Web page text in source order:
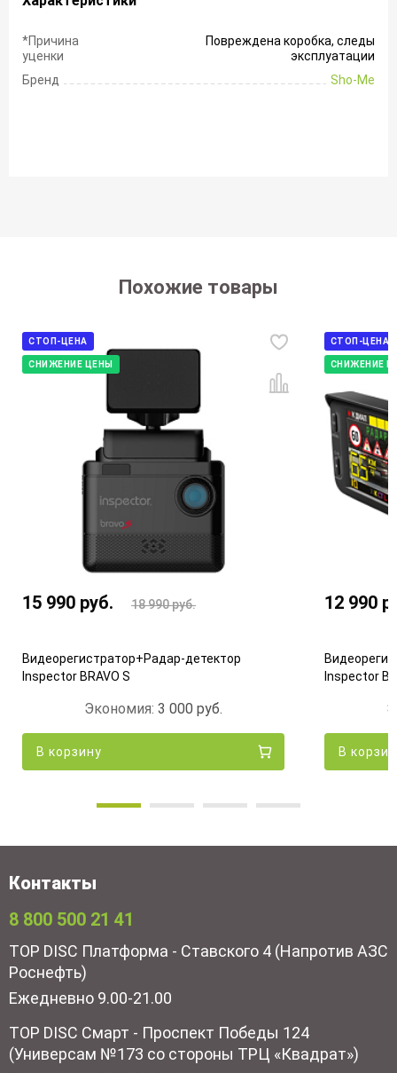
*Причина
уценки
Повреждена коробка, следы
эксплуатации
Бренд
Sho-Me
Похожие товары
СТОП-ЦЕНА
СНИЖЕНИЕ ЦЕНЫ
15 990 руб. 18 990руб.
Видеорегистратор+Радар-детектор
Inspector BRAVO S
Экономия: 3 000 руб.
В корзину
СТОП-ЦЕНА
СНИЖЕНИЕ
12 990
Inspector
В
Контакты
8 800 500 21 41
TOP DISC Платформа - Ставского 4 (Напротив АЗС
Роснефть)
Ежедневно 9.00-21.00
TOP DISC Смарт - Проспект Победы 124
(Универсам №173 со стороны ТРЦ «Квадрат»)